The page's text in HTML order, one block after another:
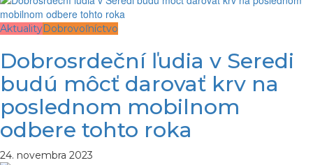
AktualityDobrovoľníctvo
Dobrosrdeční ľudia v Seredi
budú môcť darovať krv na
poslednom mobilnom
odbere tohto roka
24. novembra 2023